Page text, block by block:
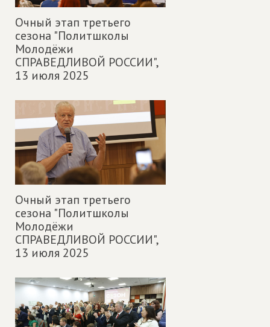
Очный этап третьего
сезона "Политшколы
Молодёжи
СПРАВЕДЛИВОЙ РОССИИ",
13 июля 2025
Очный этап третьего
сезона "Политшколы
Молодёжи
СПРАВЕДЛИВОЙ РОССИИ",
13 июля 2025